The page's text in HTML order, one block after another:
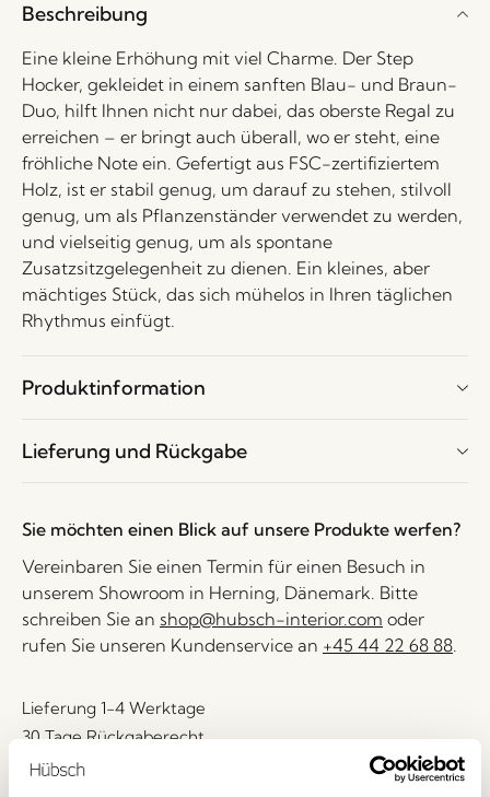
Beschreibung
Eine kleine Erhöhung mit viel Charme. Der Step
Hocker, gekleidet in einem sanften Blau- und Braun-
Duo, hilft Ihnen nicht nur dabei, das oberste Regal zu
erreichen – er bringt auch überall, wo er steht, eine
fröhliche Note ein. Gefertigt aus FSC-zertifiziertem
Holz, ist er stabil genug, um darauf zu stehen, stilvoll
genug, um als Pflanzenständer verwendet zu werden,
und vielseitig genug, um als spontane
Zusatzsitzgelegenheit zu dienen. Ein kleines, aber
mächtiges Stück, das sich mühelos in Ihren täglichen
Rhythmus einfügt.
Produktinformation
Lieferung und Rückgabe
Sie möchten einen Blick auf unsere Produkte werfen?
Vereinbaren Sie einen Termin für einen Besuch in
unserem Showroom in Herning, Dänemark. Bitte
schreiben Sie an shop@hubsch-interior.com oder
rufen Sie unseren Kundenservice an +45 44 22 68 88.
Lieferung 1-4 Werktage
30 Tage Rückgaberecht
Kostenlose Lieferung über